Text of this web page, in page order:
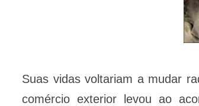
Suas vidas voltariam a mudar
comércio exterior levou ao